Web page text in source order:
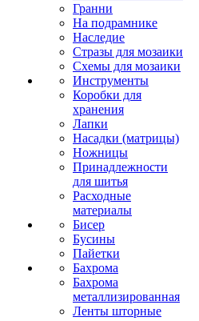
Гранни
На подрамнике
Наследие
Стразы для мозаики
Схемы для мозаики
Инструменты
Коробки для
хранения
Лапки
Насадки (матрицы)
Ножницы
Принадлежности
для шитья
Расходные
материалы
Бисер
Бусины
Пайетки
Бахрома
Бахрома
металлизированная
Ленты шторные